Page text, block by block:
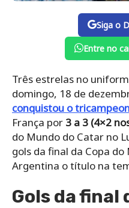
Siga o
Entre no
Três estrelas no
domingo, 18 de
conquistou o
França por 3 a 3 (4×2
do Mundo do Catar no
gols da final da Copa
Argentina o título na
Gols da final